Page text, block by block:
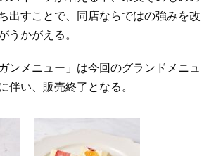
出すことで、同店ならではの強みを改
うかがえる。
ンメニュー」は今回のグランドメニュ
伴い、販売終了となる。